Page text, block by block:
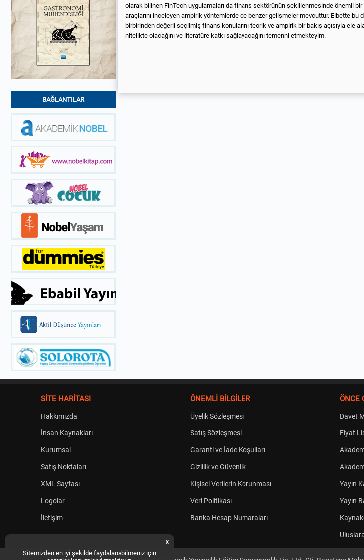
BAĞLANTILAR
olarak bilinen FinTech uygulamaları da finans sektörünün şekillenmesinde önemli
araçlarını inceleyen ampirik yöntemlerde de benzer gelişmeler mevcuttur. Elbette
birbirinden değerli seçilmiş finans konularını teorik ve ampirik bir bakış açısıyla ele
nitelikte olacağını ve literatüre katkı sağlayacağını temenni etmekteyim.
SİTE HARİTASI
Hakkımızda
İnsan Kaynakları
Kurumsal
Satış Noktaları
XML Sayfası
Logolar
İletişim
ÖNEMLİ BİLGİLER
Üyelik Sözleşmesi
Satış Sözleşmesi
Garanti ve İade Koşulları
Gizlilik ve Güvenlik
Kişisel Verilerin Korunması
Veri Politikası
Banka Hesap Numaraları
ÖNCE
Davet
Fiyat
Yayın
Yayın
x
Sitemizden en iyi şekilde faydalanabilmeniz için